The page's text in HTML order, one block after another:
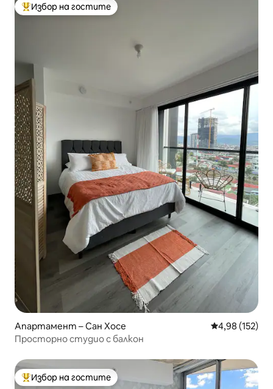
Най-популярен избор на гостите
Избор на гостите
Апартамент – Сан Хосе Средна
4,98 (152)
Просторно студио с балкон
Най-популярен избор на гостите
Избор на гостите